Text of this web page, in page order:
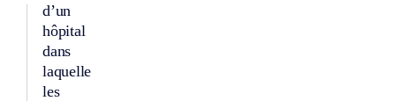
d’un
hôpital
dans
laquelle
les